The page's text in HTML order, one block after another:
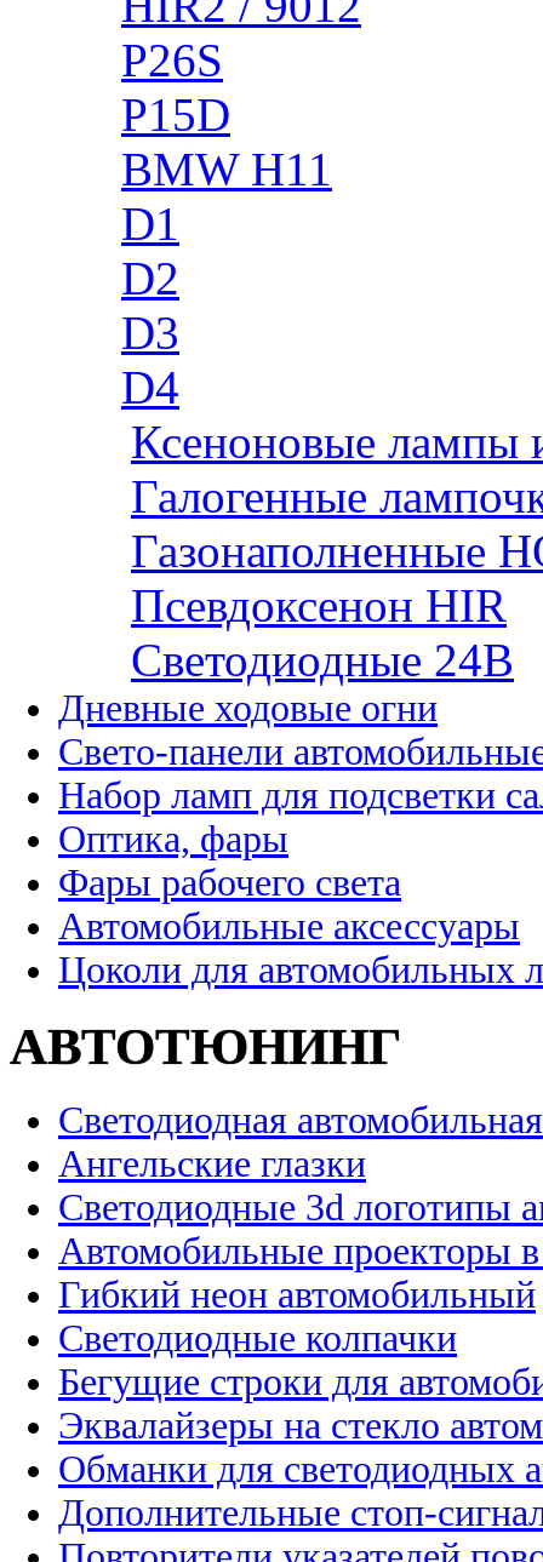
P26S
P15D
BMW H11
D1
D2
D3
D4
Ксеноновые лампы
Галогенные
Газонаполненные
Псевдоксенон HIR
Cветодиодные 24B
Дневные ходовые огни
Свето-панели
Набор ламп для подсветки
Оптика, фары
Фары рабочего света
Автомобильные аксессуары
Цоколи для автомобильных
АВТОТЮНИНГ
Светодиодная
Ангельские глазки
Светодиодные 3d логотипы
Автомобильные проекторы
Гибкий неон автомобильный
Светодиодные колпачки
Бегущие строки для
Эквалайзеры на стекло
Обманки для светодиодных
Дополнительные стоп-